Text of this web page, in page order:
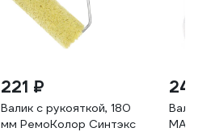
221 ₽
Валик с рукояткой, 180
мм РемоКолор Синтэкс
245
Валик